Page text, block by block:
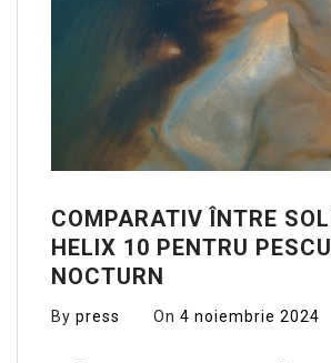
COMPARATIV ÎNTRE
HELIX 10 PENTRU
NOCTURN
By press On 4 noiembrie 2024